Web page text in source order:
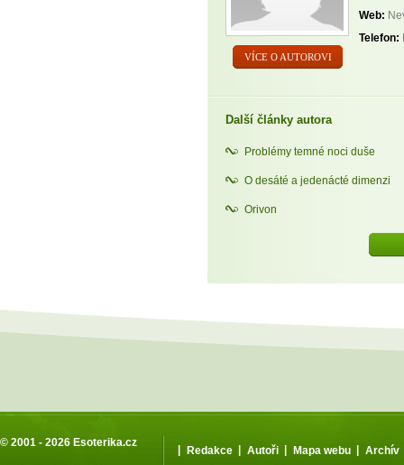
VÍCE O AUTOROVI
Web:
Telefon:
Další články autora
Problémy temné noci duše
O desáté a jedenácté dimenzi
Orivon
© 2001 - 2026 Esoterika.cz
| Redakce | Autoři | Mapa webu | Archív